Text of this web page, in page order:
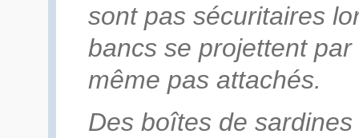
sont pas sécuritaires
bancs se projettent
même pas attachés.
Des boîtes de